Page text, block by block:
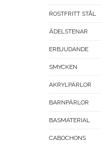
ROSTFRITT STÅL
ÄDELSTENAR
ERBJUDANDE
SMYCKEN
AKRYLPÄRLOR
BARNPÄRLOR
BASMATERIAL
CABOCHONS